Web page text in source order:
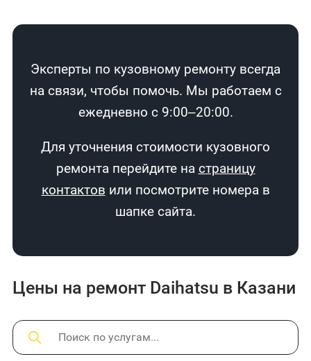
Эксперты по кузовному ремонту всегда
на связи, чтобы помочь. Мы работаем с
ежедневно с 9:00–20:00.
Для уточнения стоимости кузовного
ремонта перейдите на страницу
контактов или посмотрите номера в
шапке сайта.
Цены на ремонт Daihatsu в Казани